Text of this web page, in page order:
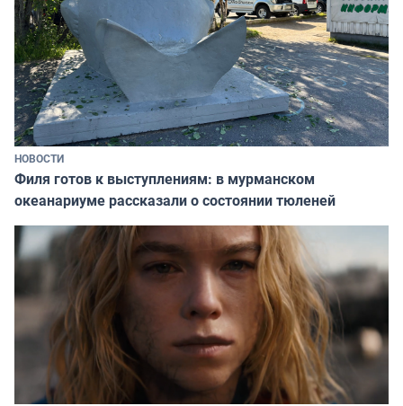
НОВОСТИ
Филя готов к выступлениям: в мурманском
океанариуме рассказали о состоянии тюленей